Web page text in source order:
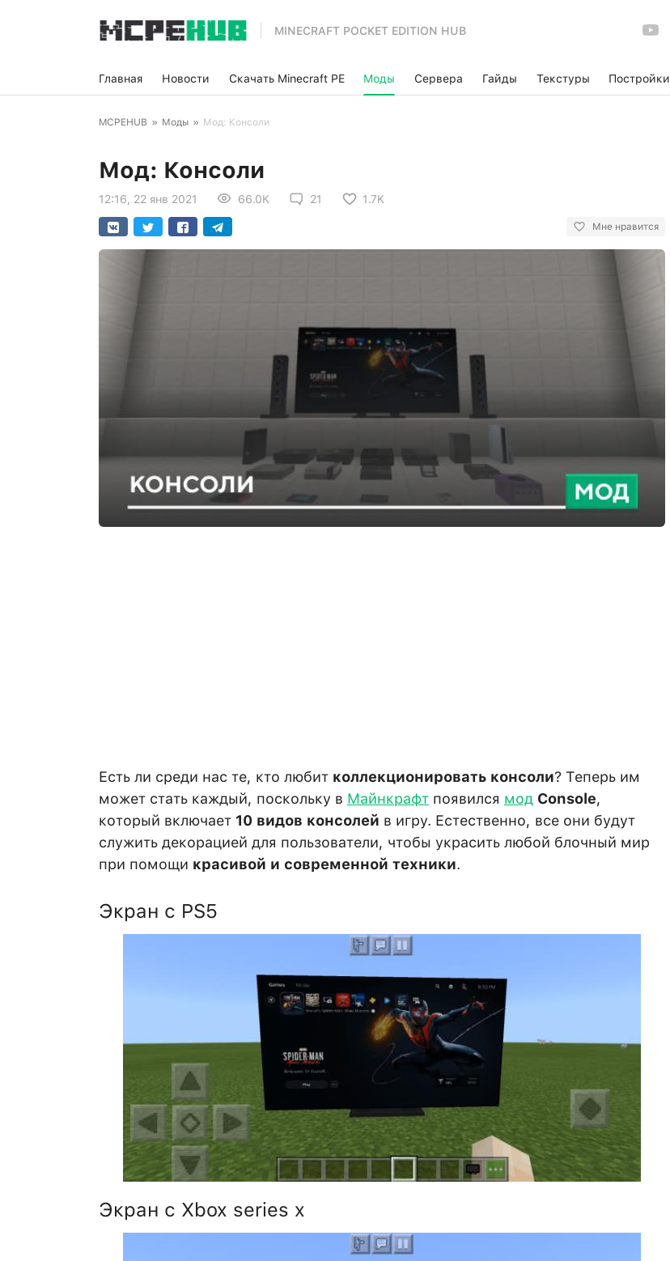
MINECRAFT POCKET EDITION HUB
Главная Новости Скачать Minecraft PE Моды Сервера Гайды Текстуры Постройки
MCPEHUB » Моды » Мод: Консоли
Мод: Консоли
12:16, 22 янв 2021 66.0K 21 1.7K
Мне нравится
Есть ли среди нас те, кто любит коллекционировать консоли? Теперь им
может стать каждый, поскольку в Майнкрафт появился мод Console,
который включает 10 видов консолей в игру. Естественно, все они будут
служить декорацией для пользователи, чтобы украсить любой блочный мир
при помощи красивой и современной техники.
Экран с PS5
Экран с Xbox series x